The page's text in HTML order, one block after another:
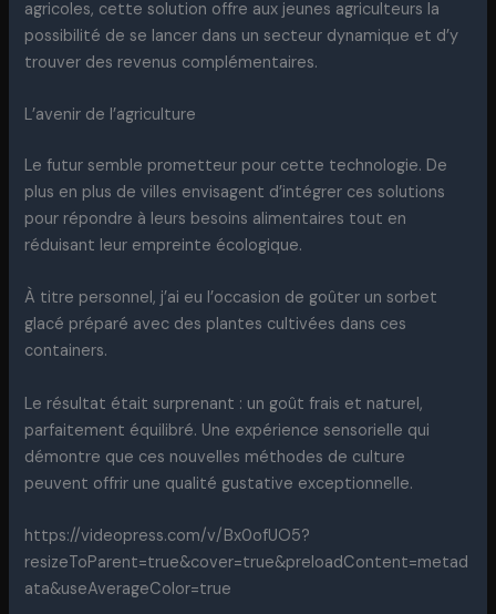
agricoles, cette solution offre aux jeunes agriculteurs la
possibilité de se lancer dans un secteur dynamique et d’y
trouver des revenus complémentaires.
L’avenir de l’agriculture
Le futur semble prometteur pour cette technologie. De
plus en plus de villes envisagent d’intégrer ces solutions
pour répondre à leurs besoins alimentaires tout en
réduisant leur empreinte écologique.
À titre personnel, j’ai eu l’occasion de goûter un sorbet
glacé préparé avec des plantes cultivées dans ces
containers.
Le résultat était surprenant : un goût frais et naturel,
parfaitement équilibré. Une expérience sensorielle qui
démontre que ces nouvelles méthodes de culture
peuvent offrir une qualité gustative exceptionnelle.
https://videopress.com/v/Bx0ofUO5?
resizeToParent=true&cover=true&preloadContent=metad
ata&useAverageColor=true